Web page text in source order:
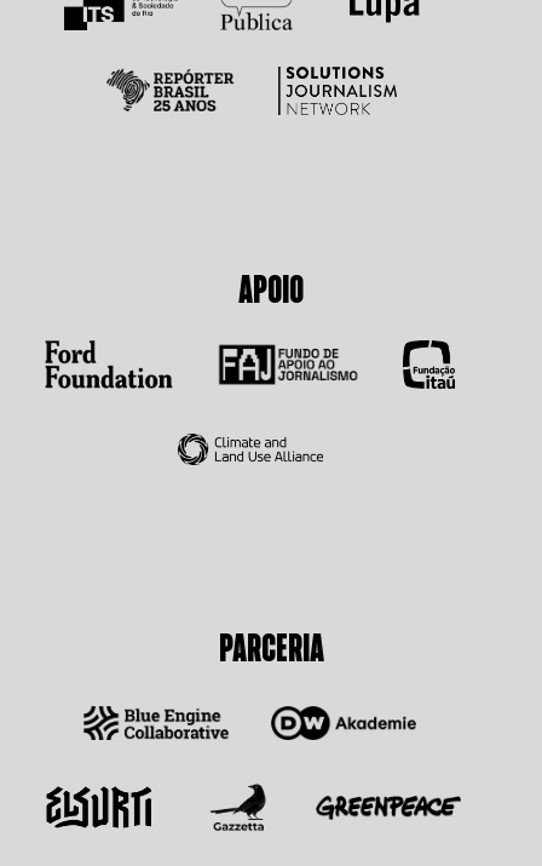
APOIO
PARCERIA